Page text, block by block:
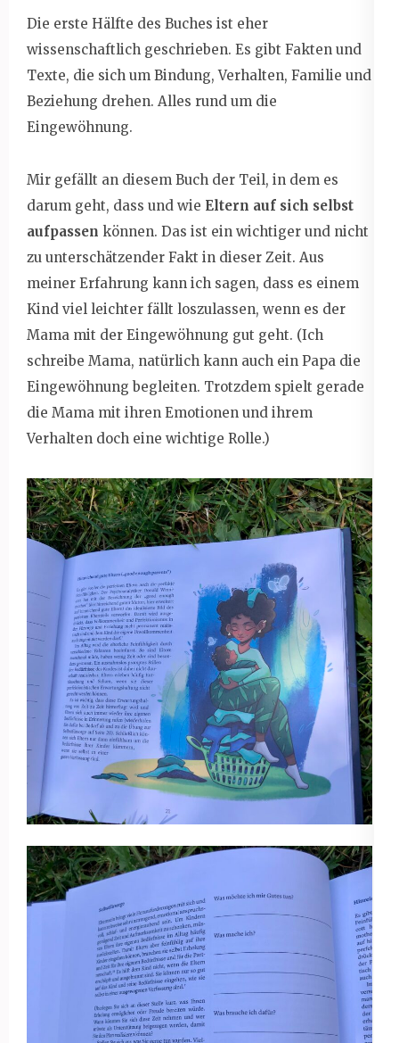
Die erste Hälfte des Buches ist eher
wissenschaftlich geschrieben. Es gibt Fakten und
Texte, die sich um Bindung, Verhalten, Familie und
Beziehung drehen. Alles rund um die
Eingewöhnung.
Mir gefällt an diesem Buch der Teil, in dem es
darum geht, dass und wie Eltern auf sich selbst
aufpassen können. Das ist ein wichtiger und nicht
zu unterschätzender Fakt in dieser Zeit. Aus
meiner Erfahrung kann ich sagen, dass es einem
Kind viel leichter fällt loszulassen, wenn es der
Mama mit der Eingewöhnung gut geht. (Ich
schreibe Mama, natürlich kann auch ein Papa die
Eingewöhnung begleiten. Trotzdem spielt gerade
die Mama mit ihren Emotionen und ihrem
Verhalten doch eine wichtige Rolle.)